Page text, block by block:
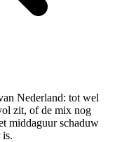
Nederland: tot wel
zit, of de mix nog
middaguur schaduw
is.